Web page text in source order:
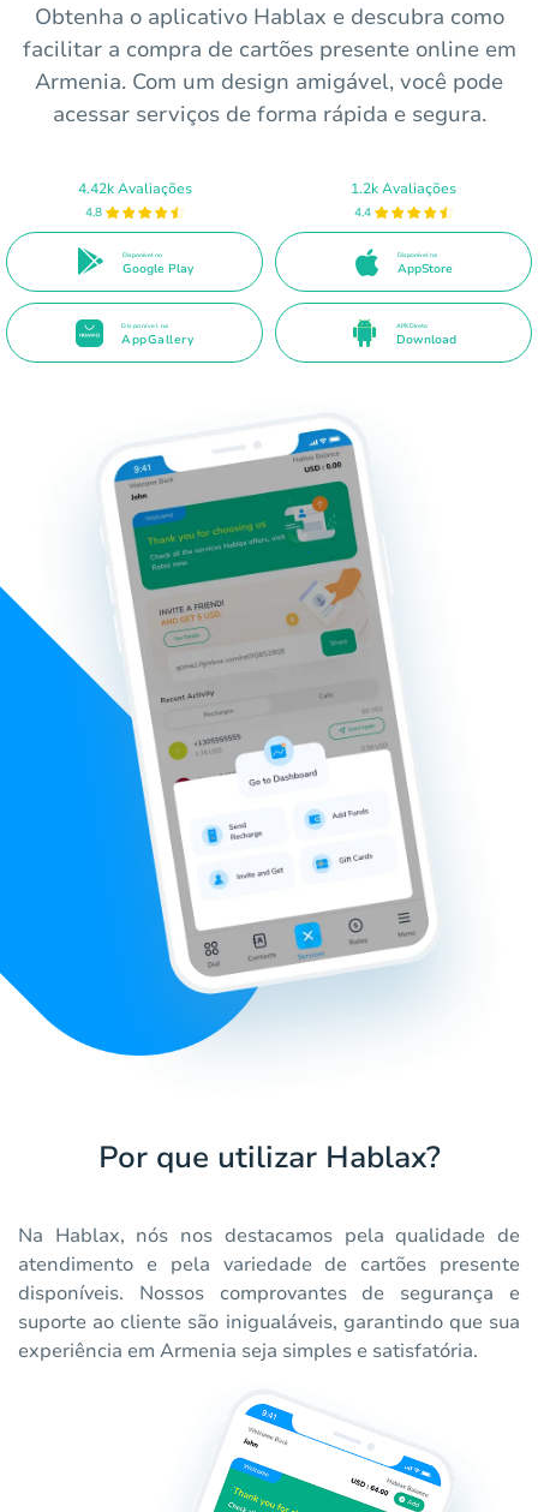
Obtenha o aplicativo Hablax e descubra como
facilitar a compra de cartões presente online em
Armenia. Com um design amigável, você pode
acessar serviços de forma rápida e segura.
4.42k Avaliações
4.8
Disponível no
Google Play
1.2k Avaliações
4.4
Disponível na
AppStore
Disponível na
AppGallery
APK Direto
Download
Por que utilizar Hablax?
Na Hablax, nós nos destacamos pela qualidade de
atendimento e pela variedade de cartões presente
disponíveis. Nossos comprovantes de segurança e
suporte ao cliente são inigualáveis, garantindo que sua
experiência em Armenia seja simples e satisfatória.